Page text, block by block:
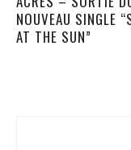
NOUVEAU SINGLE
AT THE SUN”